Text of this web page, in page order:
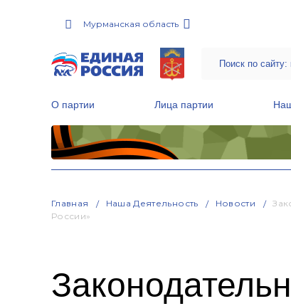
Мурманская область
О партии Лица партии
Главная Наша Деятельность Новости
России»